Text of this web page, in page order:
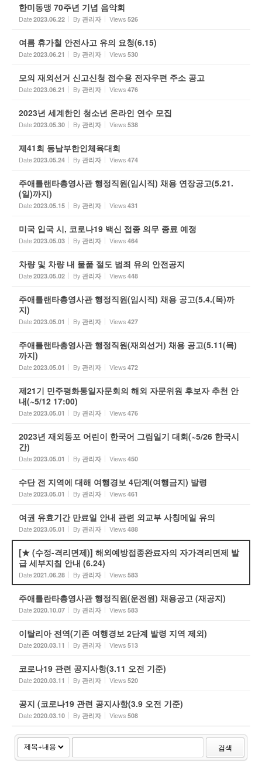
한미동맹 70주년 기념 음악회
Date2023.06.22 By 관리자 Views 526
여름 휴가철 안전사고 유의 요청(6.15)
Date2023.06.21 By 관리자 Views 530
모의 재외선거 신고신청 접수용 전자우편 주소 공고
Date2023.06.21 By 관리자 Views 476
2023년 세계한인 청소년 온라인 연수 모집
Date2023.05.30 By 관리자 Views 538
제41회 동남부한인체육대회
Date2023.05.24 By 관리자 Views 474
주애틀랜타총영사관 행정직원(임시직) 채용 연장공고(5.21.
(일)까지)
Date2023.05.15 By 관리자 Views 431
미국 입국 시, 코로나19 백신 접종 의무 종료 예정
Date2023.05.03 By 관리자 Views 464
차량 및 차량 내 물품 절도 범죄 유의 안전공지
Date2023.05.02 By 관리자 Views 448
주애틀랜타총영사관 행정직원(임시직) 채용 공고(5.4.(목)까
지)
Date2023.05.01 By 관리자 Views 427
주애틀랜타총영사관 행정직원(재외선거) 채용 공고(5.11(목)
까지)
Date2023.05.01 By 관리자 Views 472
제21기 민주평화통일자문회의 해외 자문위원 후보자 추천 안
내(~5/12 17:00)
Date2023.05.01 By 관리자 Views 476
2023년 재외동포 어린이 한국어 그림일기 대회(~5/26 한국시
간)
Date2023.05.01 By 관리자 Views 450
수단 전 지역에 대해 여행경보 4단계(여행금지) 발령
Date2023.05.01 By 관리자 Views 461
여권 유효기간 만료일 안내 관련 외교부 사칭메일 유의
Date2023.05.01 By 관리자 Views 488
[★ (수정-격리면제)] 해외예방접종완료자의 자가격리면제 발
급 세부지침 안내 (6.24)
Date2021.06.28 By 관리자 Views 583
주애틀란타총영사관 행정직원(운전원) 채용공고 (재공지)
Date2020.10.07 By 관리자 Views 583
이탈리아 전역(기존 여행경보 2단계 발령 지역 제외)
Date2020.03.11 By 관리자 Views 513
코로나19 관련 공지사항(3.11 오전 기준)
Date2020.03.11 By 관리자 Views 520
공지 (코로나19 관련 공지사항(3.9 오전 기준)
Date2020.03.10 By 관리자 Views 508
검색